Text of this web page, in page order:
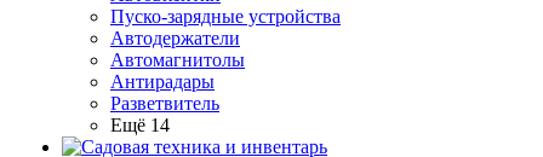
Пуско-зарядные устройства
Автодержатели
Автомагнитолы
Антирадары
Разветвитель
Ещё 14